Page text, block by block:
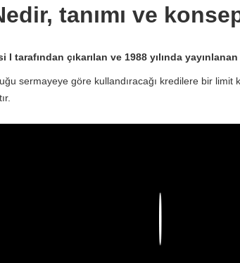
tanımı ve
I tarafından çıkarılan ve 1988 yılında
sermayeye göre kullandıracağı kredilere bir limit